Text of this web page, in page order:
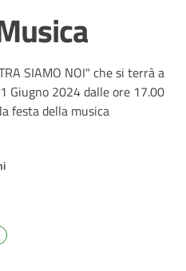
SIAMO NOI" che si terrà a
Giugno 2024 dalle ore 17.00
festa della musica